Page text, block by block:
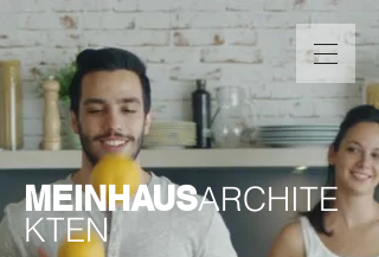
MEINHAUSARCHITE
KTEN